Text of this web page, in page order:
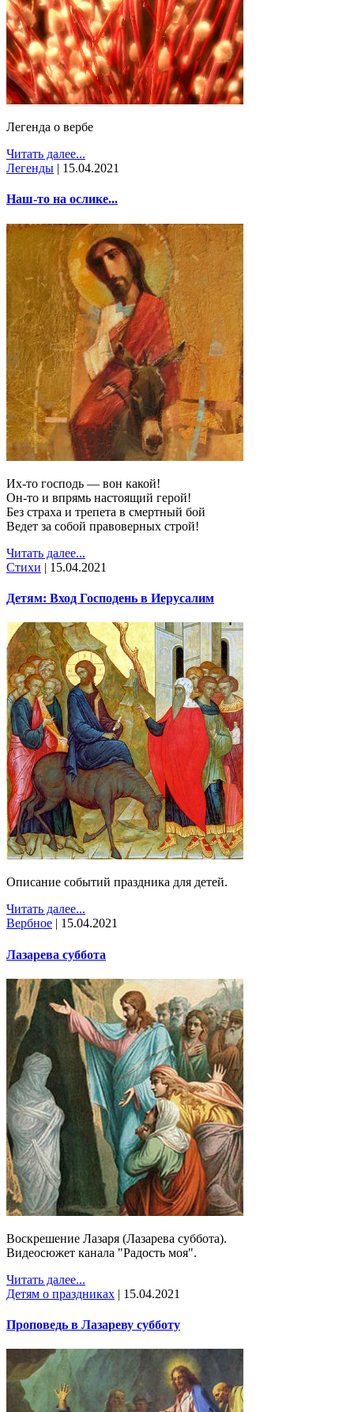
Легенда о вербе
Читать далее...
Легенды | 15.04.2021
Наш-то на ослике...
Их-то господь — вон какой!
Он-то и впрямь настоящий герой!
Без страха и трепета в смертный бой
Ведет за собой правоверных строй!
Читать далее...
Стихи | 15.04.2021
Детям: Вход Господень в Иерусалим
Описание событий праздника для детей.
Читать далее...
Вербное | 15.04.2021
Лазарева суббота
Воскрешение Лазаря (Лазарева суббота).
Видеосюжет канала "Радость моя".
Читать далее...
Детям о праздниках | 15.04.2021
Проповедь в Лазареву субботу